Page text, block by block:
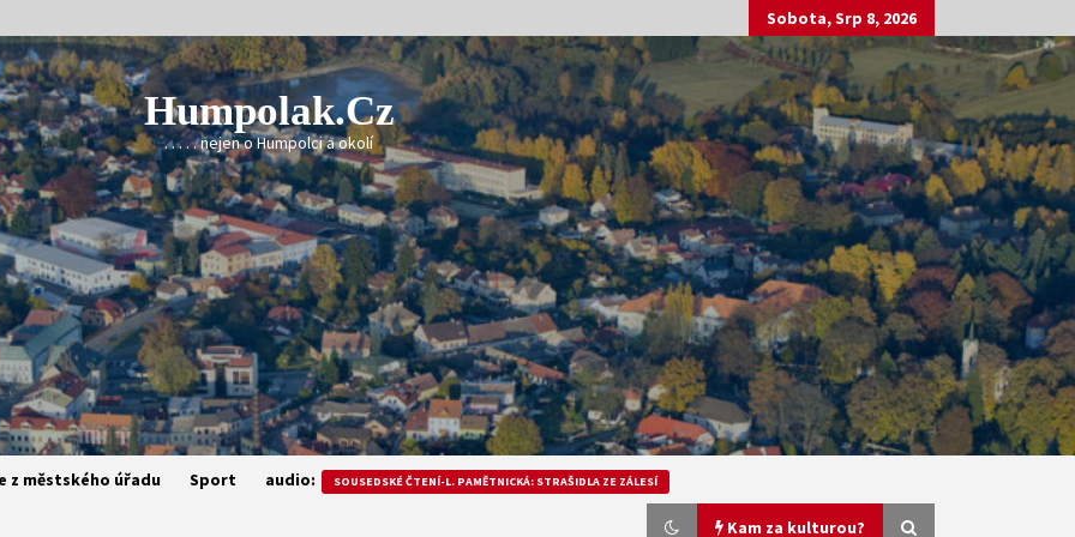
Sobota, Srp 8, 2026
Humpolak.cz
. . . . . nejen o Humpolci a okolí
z městského úřadu Sport audio: SOUSEDSKÉ ČTENÍ-L. PAMĚTNICKÁ: STRAŠIDLA ZE ZÁLESÍ
Kam za kulturou?